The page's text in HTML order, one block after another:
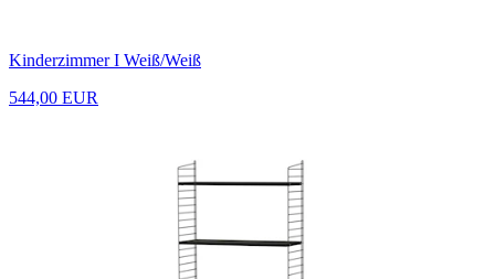
Kinderzimmer I Weiß/Weiß
544,00 EUR